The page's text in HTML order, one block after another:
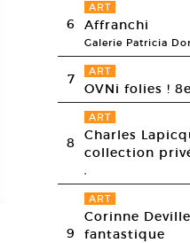
6
ART
Affranchi
Galerie Patricia
7 ART
OVNi folies !
8
ART
Charles
collection
,
9
ART
Corinne
fantastique